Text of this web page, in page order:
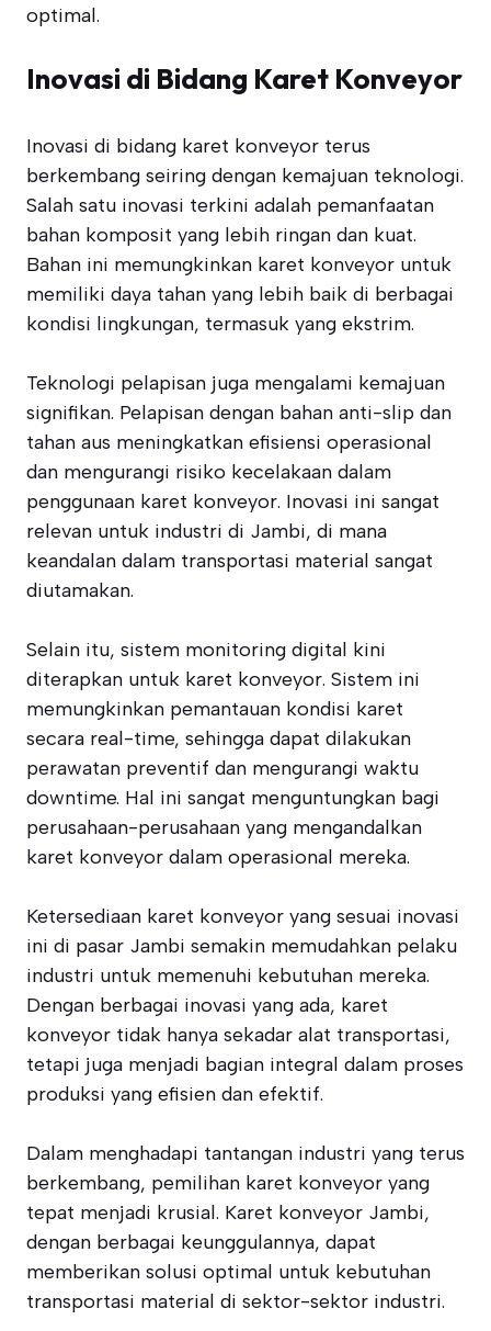
optimal.
Inovasi di Bidang Karet Konveyor
Inovasi di bidang karet konveyor terus
berkembang seiring dengan kemajuan teknologi.
Salah satu inovasi terkini adalah pemanfaatan
bahan komposit yang lebih ringan dan kuat.
Bahan ini memungkinkan karet konveyor untuk
memiliki daya tahan yang lebih baik di berbagai
kondisi lingkungan, termasuk yang ekstrim.
Teknologi pelapisan juga mengalami kemajuan
signifikan. Pelapisan dengan bahan anti-slip dan
tahan aus meningkatkan efisiensi operasional
dan mengurangi risiko kecelakaan dalam
penggunaan karet konveyor. Inovasi ini sangat
relevan untuk industri di Jambi, di mana
keandalan dalam transportasi material sangat
diutamakan.
Selain itu, sistem monitoring digital kini
diterapkan untuk karet konveyor. Sistem ini
memungkinkan pemantauan kondisi karet
secara real-time, sehingga dapat dilakukan
perawatan preventif dan mengurangi waktu
downtime. Hal ini sangat menguntungkan bagi
perusahaan-perusahaan yang mengandalkan
karet konveyor dalam operasional mereka.
Ketersediaan karet konveyor yang sesuai inovasi
ini di pasar Jambi semakin memudahkan pelaku
industri untuk memenuhi kebutuhan mereka.
Dengan berbagai inovasi yang ada, karet
konveyor tidak hanya sekadar alat transportasi,
tetapi juga menjadi bagian integral dalam proses
produksi yang efisien dan efektif.
Dalam menghadapi tantangan industri yang terus
berkembang, pemilihan karet konveyor yang
tepat menjadi krusial. Karet konveyor Jambi,
dengan berbagai keunggulannya, dapat
memberikan solusi optimal untuk kebutuhan
transportasi material di sektor-sektor industri.